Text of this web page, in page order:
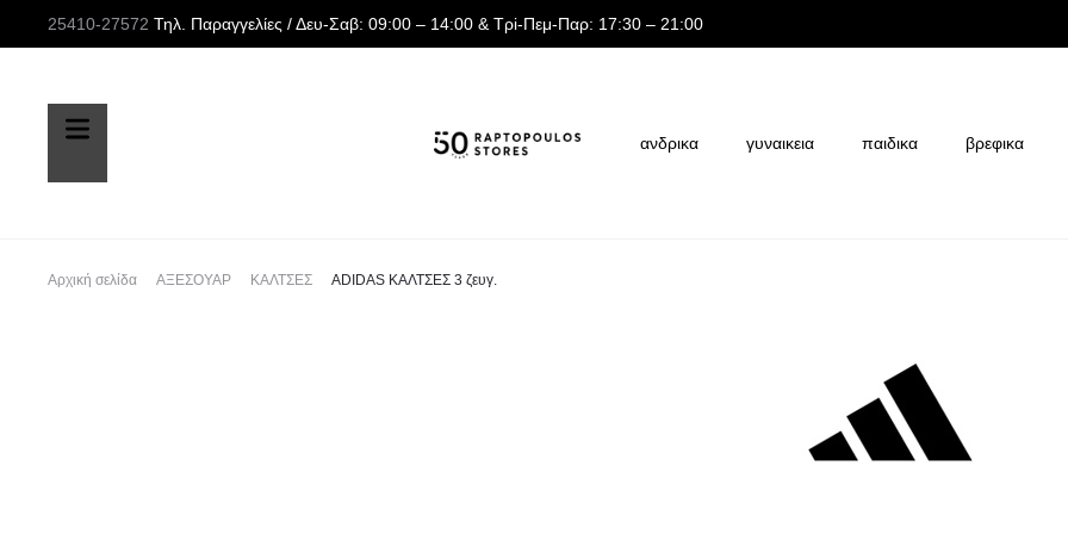
25410-27572 Τηλ. Παραγγελίες / Δευ-Σαβ: 09:00 – 14:00 & Τρi-Πεμ-Παρ: 17:30 – 21:00
ανδρικα γυναικεια παιδικα βρεφικα
Αρχική σελίδα ΑΞΕΣΟΥΑΡ ΚΑΛΤΣΕΣ ADIDAS ΚΑΛΤΣΕΣ 3 ζευγ.